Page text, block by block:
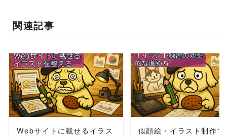
関連記事
READ MORE
Webサイトに載せるイラス
READ MORE
似顔絵・イラスト制作で